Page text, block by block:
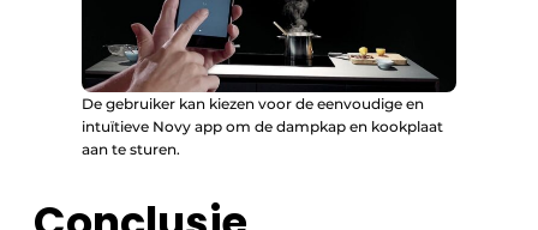
De gebruiker kan kiezen voor de eenvoudige en
intuïtieve Novy app om de dampkap en kookplaat
aan te sturen.